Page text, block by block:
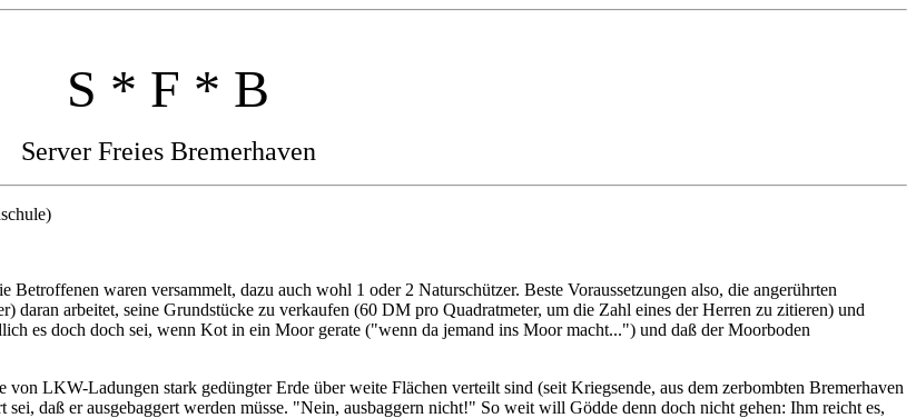
S * F * B
Server Freies Bremerhaven
waren versammelt, dazu auch wohl 1 oder 2 Naturschützer. Beste Voraussetzungen also, die angerührten
daran arbeitet, seine Grundstücke zu verkaufen (60 DM pro Quadratmeter, um die Zahl eines der Herren zu zitieren) und
es doch doch sei, wenn Kot in ein Moor gerate ("wenn da jemand ins Moor macht...") und daß der Moorboden
LKW-Ladungen stark gedüngter Erde über weite Flächen verteilt sind (seit Kriegsende, aus dem zerbombten Bremerhaven
daß er ausgebaggert werden müsse. "Nein, ausbaggern nicht!" So weit will Gödde denn doch nicht gehen: Ihm reicht es,